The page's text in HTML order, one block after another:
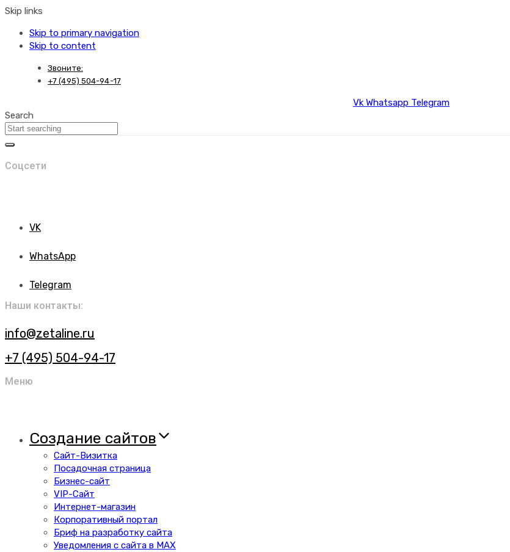
Skip links
Skip to primary navigation
Skip to content
Звоните:
+7 (495) 504-94-17
Vk Whatsapp Telegram
Search
Соцсети
VK
WhatsApp
Telegram
Наши контакты:
info@zetaline.ru
+7 (495) 504-94-17
Меню
Создание сайтов
Сайт-Визитка
Посадочная страница
Бизнес-сайт
VIP-Сайт
Интернет-магазин
Корпоративный портал
Бриф на разработку сайта
Уведомления с сайта в MAX